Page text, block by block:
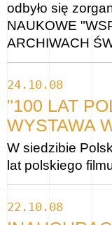
odbyło się
NAUKOWE
ARCHIWACH
24.10.08
"100 LAT
WYSTAWA
W siedzibie
lat polskiego
22.10.08